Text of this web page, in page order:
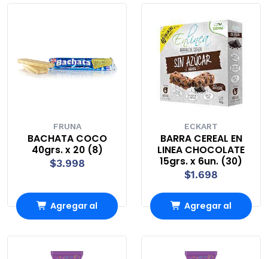
FRUNA
BACHATA COCO
40grs. x 20 (8)
$3.998
Agregar al
ECKART
BARRA CEREAL EN
LINEA CHOCOLATE
15grs. x 6un. (30)
$1.698
Agregar al